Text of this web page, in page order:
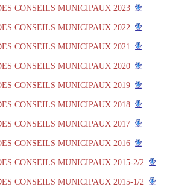
CONSEILS MUNICIPAUX 2023
CONSEILS MUNICIPAUX 2022
CONSEILS MUNICIPAUX 2021
CONSEILS MUNICIPAUX 2020
CONSEILS MUNICIPAUX 2019
CONSEILS MUNICIPAUX 2018
CONSEILS MUNICIPAUX 2017
CONSEILS MUNICIPAUX 2016
CONSEILS MUNICIPAUX 2015-2/2
CONSEILS MUNICIPAUX 2015-1/2